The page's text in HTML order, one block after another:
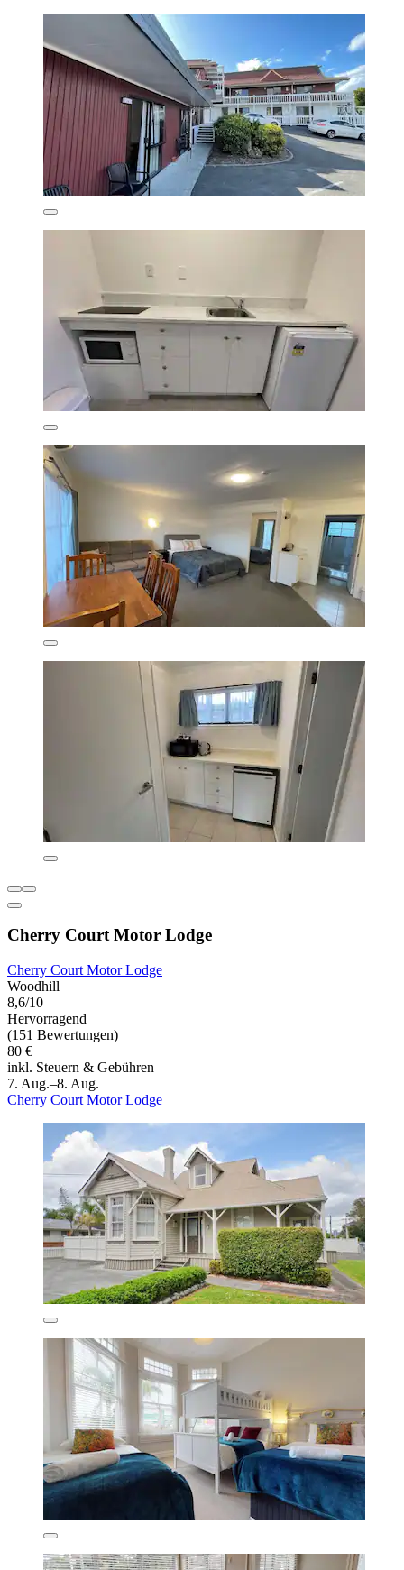
Cherry Court Motor Lodge
Cherry Court Motor Lodge
Woodhill
8,6/10
Hervorragend
(151 Bewertungen)
80 €
inkl. Steuern & Gebühren
7. Aug.–8. Aug.
Cherry Court Motor Lodge